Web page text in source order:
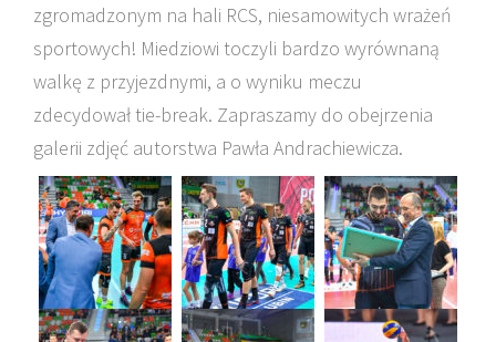
zgromadzonym na hali RCS, niesamowitych wrażeń
sportowych! Miedziowi toczyli bardzo wyrównaną
walkę z przyjezdnymi, a o wyniku meczu
zdecydował tie-break. Zapraszamy do obejrzenia
galerii zdjęć autorstwa Pawła Andrachiewicza.